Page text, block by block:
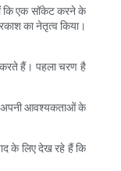
कि एक सॉकेट करने के
का नेतृत्व किया।
करते हैं। पहला चरण है
अपनी आवश्यकताओं के
के लिए देख रहे हैं कि